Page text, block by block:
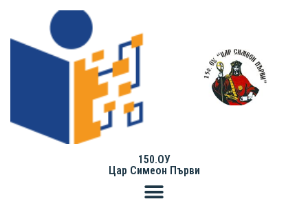
150.ОУ
Цар Симеон Първи